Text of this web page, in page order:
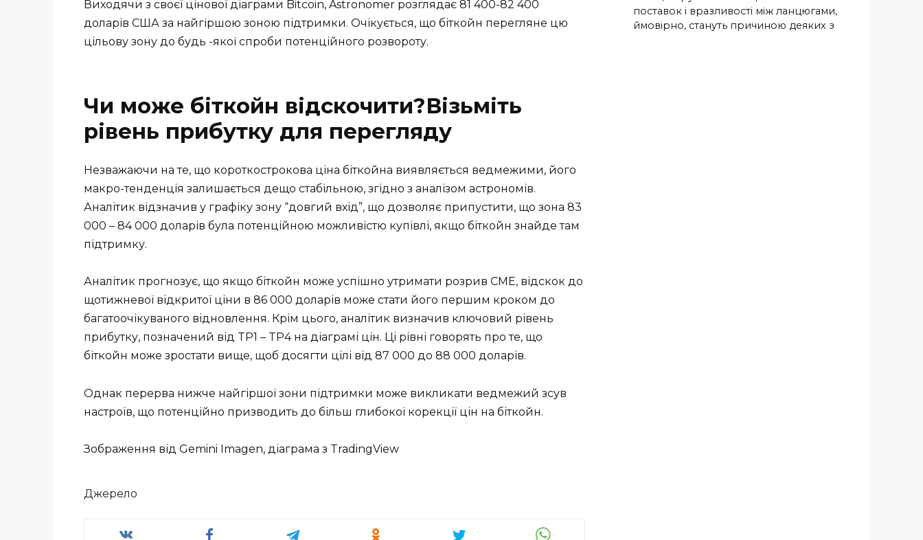
Виходячи з своєї цінової діаграми Bitcoin, Astronomer розглядає 81 400-82 400
доларів США за найгіршою зоною підтримки. Очікується, що біткойн перегляне цю
цільову зону до будь -якої спроби потенційного розвороту.
Чи може біткойн відскочити?Візьміть
рівень прибутку для перегляду
Незважаючи на те, що короткострокова ціна біткойна виявляється ведмежими, його
макро-тенденція залишається дещо стабільною, згідно з аналізом астрономів.
Аналітик відзначив у графіку зону “довгий вхід”, що дозволяє припустити, що зона 83
000 – 84 000 доларів була потенційною можливістю купівлі, якщо біткойн знайде там
підтримку.
Аналітик прогнозує, що якщо біткойн може успішно утримати розрив CME, відскок до
щотижневої відкритої ціни в 86 000 доларів може стати його першим кроком до
багатоочікуваного відновлення. Крім цього, аналітик визначив ключовий рівень
прибутку, позначений від TP1 – TP4 на діаграмі цін. Ці рівні говорять про те, що
біткойн може зростати вище, щоб досягти цілі від 87 000 до 88 000 доларів.
Однак перерва нижче найгіршої зони підтримки може викликати ведмежий зсув
настроїв, що потенційно призводить до більш глибокої корекції цін на біткойн.
Зображення від Gemini Imagen, діаграма з TradingView
Джерело
поставок і вразливості між ланцюгами,
ймовірно, стануть причиною деяких з